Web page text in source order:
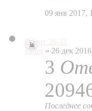
09 янв 2017,
Ивент 26-31
viktor
» 26 дек
3
Последнее